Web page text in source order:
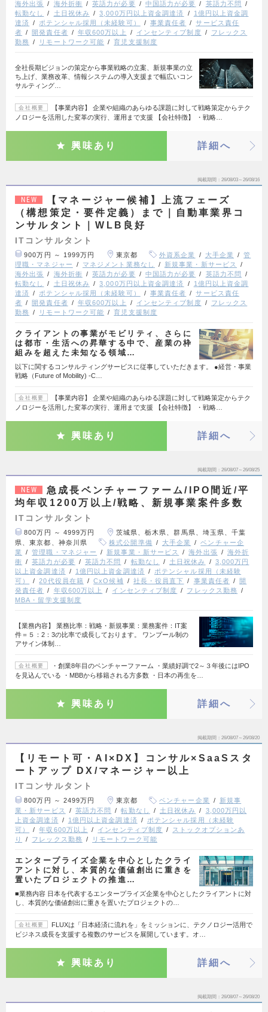
海外出張 海外折衝 英語力が必要 中国語力が必要
英語力不問
転勤なし
土日祝休み 3,000万円以上資金調達済
1億円以上資金調
達済
ポテンシャル採用（未経験可） 事業責任者
サービス責任
者
開発責任者 年収600万以上 インセンティブ制度
フレックス
勤務
リモートワーク可能 育児支援制度
全社長期ビジョンの策定から事業戦略の立案、新規事業の立
ち上げ、業務改革、情報システムの導入支援まで幅広いコン
サルティング…
会社概要
【事業内容】 企業や組織のあらゆる課題に対して戦略策定からテク
ノロジーを活用した変革の実行、運用まで支援 【会社特徴】 ・戦略…
興味あり 詳細へ
掲載期間 26/08/03～26/08/16
NEW
【マネージャー候補】上流フェーズ
（構想策定・要件定義）まで｜自動車業界コ
ンサルタント｜WLB良好
ITコンサルタント
900万円 ～ 1999万円 東京都 外資系企業 大手企業
管
理職・マネジャー
マネジメント業務なし
新規事業・新サービス
海外出張
海外折衝 英語力が必要 中国語力が必要
英語力不問
転勤なし
土日祝休み 3,000万円以上資金調達済
1億円以上資金調
達済
ポテンシャル採用（未経験可） 事業責任者
サービス責任
者
開発責任者 年収600万以上 インセンティブ制度
フレックス
勤務
リモートワーク可能 育児支援制度
クライアントの事業がモビリティ、さらに
は都市・生活への昇華する中で、産業の枠
組みを超えた未知なる領域…
以下に関するコンサルティングサービスに従事していただきます。 ●経営・事業
戦略（Future of Mobility) ‐C…
会社概要
【事業内容】 企業や組織のあらゆる課題に対して戦略策定からテク
ノロジーを活用した変革の実行、運用まで支援 【会社特徴】 ・戦略…
興味あり 詳細へ
掲載期間 26/08/07～26/08/25
NEW
急成長ベンチャーファーム/IPO間近/平
均年収1200万以上/戦略、新規事業案件多数
ITコンサルタント
800万円 ～ 4999万円
茨城県、栃木県、群馬県、埼玉県、千葉
県、東京都、神奈川県
株式公開準備 大手企業
ベンチャー企
業
管理職・マネジャー 新規事業・新サービス 海外出張
海外折
衝
英語力が必要 英語力不問 転勤なし 土日祝休み
3,000万円
以上資金調達済
1億円以上資金調達済
ポテンシャル採用（未経験
可）
20代役員在籍 CxO候補 社長・役員直下 事業責任者
開
発責任者
年収600万以上 インセンティブ制度
フレックス勤務
MBA・留学支援制度
【業務内容】 業務比率：戦略・新規事業：業務案件：IT案
件＝５：2：3の比率で成長しております。 ワンプール制の
アサイン体制…
会社概要
・創業8年目のベンチャーファーム ・業績好調で2～３年後にはIPO
を見込んでいる ・MBBから移籍される方多数 ・日本の再生を…
興味あり 詳細へ
掲載期間 26/08/07～26/08/20
【リモート可・AI×DX】コンサル×SaaSスタ
ートアップ DX/マネージャー以上
ITコンサルタント
800万円 ～ 2499万円 東京都 ベンチャー企業
新規事
業・新サービス
英語力不問 転勤なし 土日祝休み
3,000万円以
上資金調達済
1億円以上資金調達済
ポテンシャル採用（未経験
可）
年収600万以上 インセンティブ制度
ストックオプションあ
り
フレックス勤務 リモートワーク可能
エンタープライズ企業を中心としたクライ
アントに対し、本質的な価値創出に重きを
置いたプロジェクトの推進…
■業務内容 日本を代表するエンタープライズ企業を中心としたクライアントに対
し、本質的な価値創出に重きを置いたプロジェクトの…
会社概要
FLUXは「日本経済に流れを」をミッションに、テクノロジー活用で
ビジネス成長を支援する複数のサービスを展開しています。オ…
興味あり 詳細へ
掲載期間 26/08/07～26/08/20